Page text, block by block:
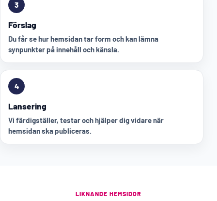
3
Förslag
Du får se hur hemsidan tar form och kan lämna
synpunkter på innehåll och känsla.
4
Lansering
Vi färdigställer, testar och hjälper dig vidare när
hemsidan ska publiceras.
LIKNANDE HEMSIDOR